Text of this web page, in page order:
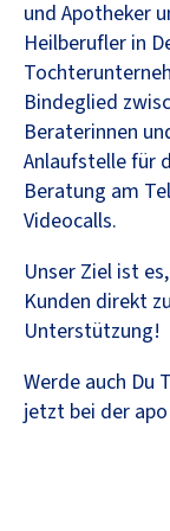
und Apotheker
Heilberufler in
Bindeglied
Beraterinnen
Anlaufstelle für
Beratung am
Videocalls.
Unser Ziel ist
Kunden direkt
Unterstützung!
Werde auch Du
jetzt bei der